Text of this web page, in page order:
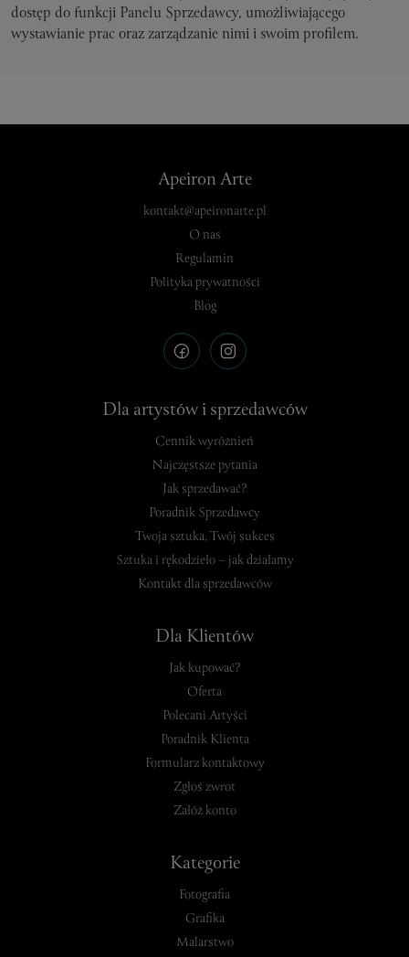
dostęp do funkcji Panelu Sprzedawcy, umożliwiającego
wystawianie prac oraz zarządzanie nimi i swoim profilem.
Apeiron Arte
kontakt@apeironarte.pl
O nas
Regulamin
Polityka prywatności
Blog
Dla artystów i sprzedawców
Cennik wyróżnień
Najczęstsze pytania
Jak sprzedawać?
Poradnik Sprzedawcy
Twoja sztuka, Twój sukces
Sztuka i rękodzieło – jak działamy
Kontakt dla sprzedawców
Dla Klientów
Jak kupować?
Oferta
Polecani Artyści
Poradnik Klienta
Formularz kontaktowy
Zgłoś zwrot
Załóż konto
Kategorie
Fotografia
Grafika
Malarstwo